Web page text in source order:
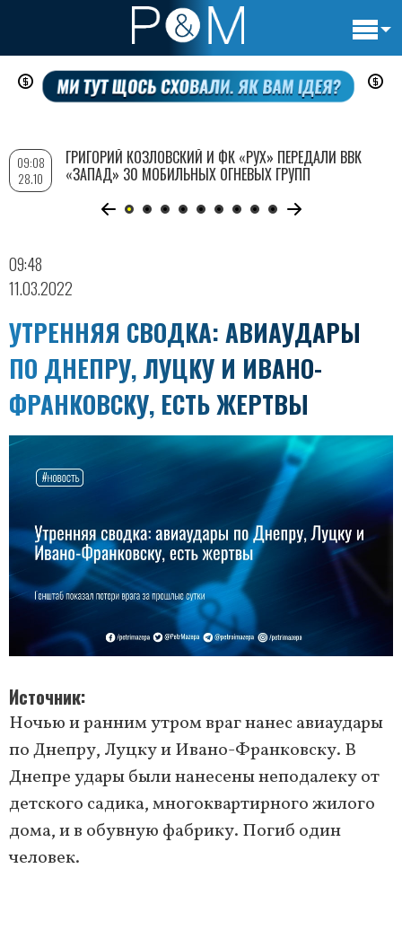
Перейти
содержанию
09:48
11.03.2022
УТРЕННЯЯ СВОДКА: АВИАУДАРЫ
ПО ДНЕПРУ, ЛУЦКУ И ИВАНО-
ФРАНКОВСКУ, ЕСТЬ ЖЕРТВЫ
Источник
Ночью и ранним утром враг нанес авиаудары
по Днепру, Луцку и Ивано-Франковску. В
Днепре удары были нанесены неподалеку от
детского садика, многоквартирного жилого
дома, и в обувную фабрику. Погиб один
человек.
09:08
28.10
ГРИГОРИЙ КОЗЛОВСКИЙ И ФК «РУХ» ПЕРЕДАЛИ ВВК
«ЗАПАД» 30 МОБИЛЬНЫХ ОГНЕВЫХ ГРУПП